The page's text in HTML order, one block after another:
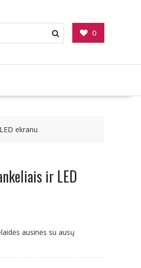
0
ekranu
ir LED
ausinės su ausų